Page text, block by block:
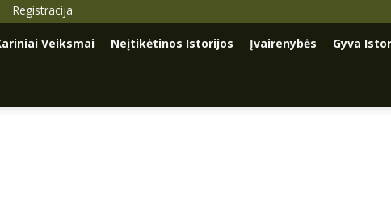
Registracija
Veiksmai Neįtikėtinos Istorijos Įvairenybės Gyva